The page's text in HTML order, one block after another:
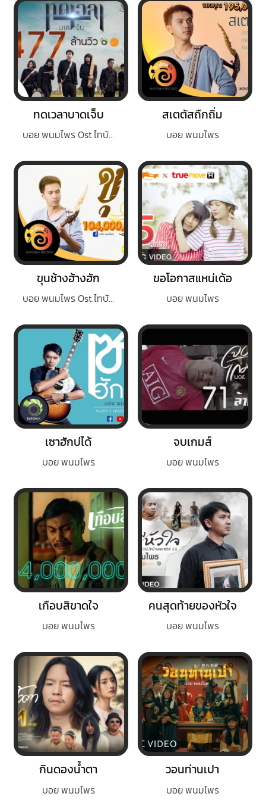
ทดเวลาบาดเจ็บ
บอย พนมไพร Ost.ไทบ้านเดอะซีรีส์
สเตตัสถืกถิ่ม
บอย พนมไพร
ขุนช้างฮ้างฮัก
บอย พนมไพร Ost.ไทบ้านเดอะซีรีส์
ขอโอกาสแหน่เด้อ
บอย พนมไพร
เซาฮักบ่ได้
บอย พนมไพร
จบเกมส์
บอย พนมไพร
เกือบสิขาดใจ
บอย พนมไพร
คนสุดท้ายของหัวใจ
บอย พนมไพร
กินดองน้ำตา
บอย พนมไพร
วอนท่านเปา
บอย พนมไพร